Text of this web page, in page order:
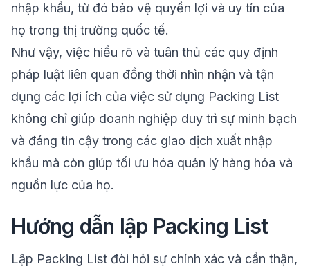
nhập khẩu, từ đó bảo vệ quyền lợi và uy tín của
họ trong thị trường quốc tế.
Như vậy, việc hiểu rõ và tuân thủ các quy định
pháp luật liên quan đồng thời nhìn nhận và tận
dụng các lợi ích của việc sử dụng Packing List
không chỉ giúp doanh nghiệp duy trì sự minh bạch
và đáng tin cậy trong các giao dịch xuất nhập
khẩu mà còn giúp tối ưu hóa quản lý hàng hóa và
nguồn lực của họ.
Hướng dẫn lập Packing List
Lập Packing List đòi hỏi sự chính xác và cẩn thận,